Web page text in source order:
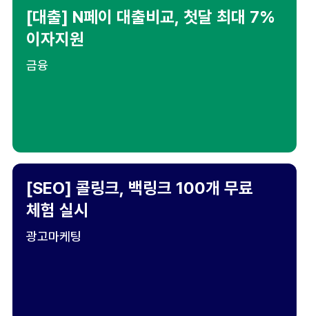
[대출] N페이 대출비교, 첫달 최대 7%
이자지원
금융
[SEO] 콜링크, 백링크 100개 무료
체험 실시
광고마케팅